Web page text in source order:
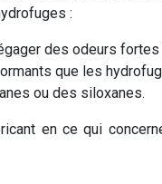
:
des odeurs fortes
que les
ou des siloxanes.
en ce qui